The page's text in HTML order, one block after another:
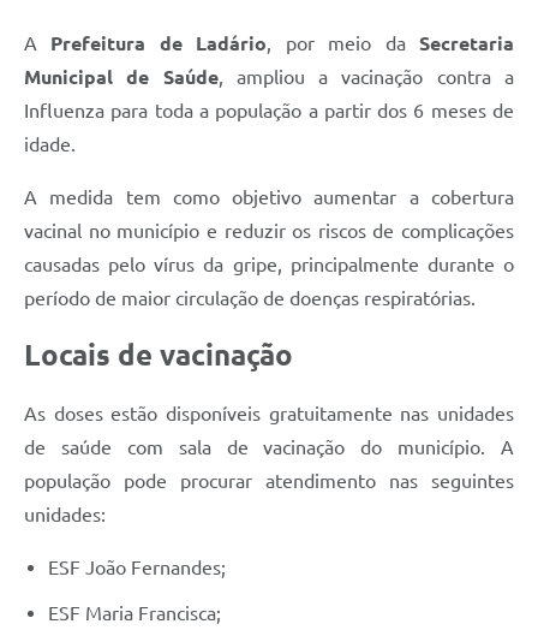
A Prefeitura de Ladário, por meio daSecretaria
Municipal de Saúde, ampliou a vacinação contra a
Influenza para toda a população a partir dos 6 meses de
idade.
A medida tem como objetivo aumentar a cobertura
vacinal no município e reduzir os riscos de complicações
causadas pelo vírus da gripe, principalmente durante o
período de maior circulação de doenças respiratórias.
Locais de vacinação
As doses estão disponíveis gratuitamente nas unidades
de saúde com sala de vacinação do município. A
população pode procurar atendimento nas seguintes
unidades:
ESF João Fernandes;
ESF Maria Francisca;